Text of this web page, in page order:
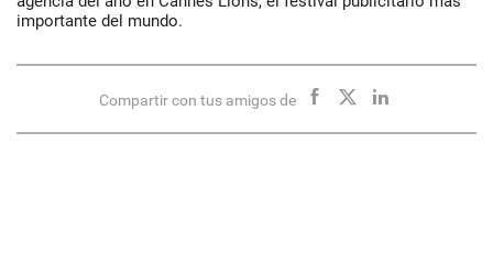
importante del mundo.
Compartir con tus amigos de